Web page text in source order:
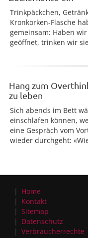
Trinkpäckchen,
Kronkorken-Flasche
gemeinsam: Haben
geöffnet, trinken wir
Hang zum
zu leben
Sich abends im Bett
einschlafen können,
eine Gespräch vom
wieder durchgeht:
Home
Kontakt
Sitemap
Datenschutz
Verbraucherrechte